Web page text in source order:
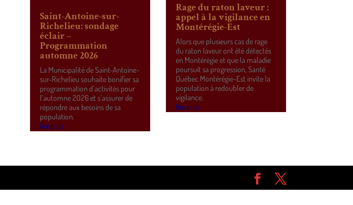
Saint-Antoine-sur-
Richelieu: sondage
éclair –
Programmation
automne 2026
La Municipalité de Saint-Antoine-
sur-Richelieu souhaite bonifier sa
programmation d’activités pour
l’automne 2026 et s’assurer de
répondre aux besoins de sa
population.
lire plus
Rage du raton laveur :
appel à la vigilance en
Montérégie-Est
Alors que plusieurs cas de rage
du raton laveur ont été détectés
en Montérégie et que la maladie
poursuit sa progression, Santé
Québec Montérégie-Est invite la
population à redoubler de
vigilance.
lire plus